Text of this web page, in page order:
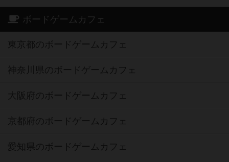
ボードゲームカフェ
東京都のボードゲームカフェ
神奈川県のボードゲームカフェ
大阪府のボードゲームカフェ
京都府のボードゲームカフェ
愛知県のボードゲームカフェ